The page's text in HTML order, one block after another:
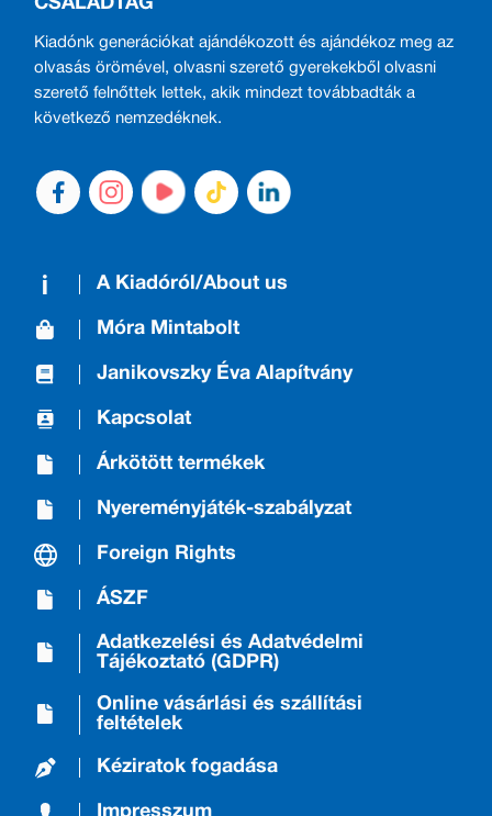
Kiadónk generációkat ajándékozott és ajándékoz meg az
olvasás örömével, olvasni szerető gyerekekből olvasni
szerető felnőttek lettek, akik mindezt továbbadták a
következő nemzedéknek.
A Kiadóról/About us
Móra Mintabolt
Janikovszky Éva Alapítvány
Kapcsolat
Árkötött termékek
Nyereményjáték-szabályzat
Foreign Rights
ÁSZF
Adatkezelési és Adatvédelmi
Tájékoztató (GDPR)
Online vásárlási és szállítási
feltételek
Kéziratok fogadása
Impresszum